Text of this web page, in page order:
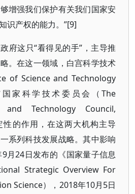
增强我们保护有关我们国家安
识产权的能力。”[9]
府这只“看得见的手”，主导推
。在这一领域，白宫科学技术
of Science and Technology
国家科学技术委员会（The
and Technology Council,
性的作用，在这两大机构主导
系列科技发展战略。其中影响
月24日发布的《国家量子信息
Strategic Overview For
Science），2018年10月5日